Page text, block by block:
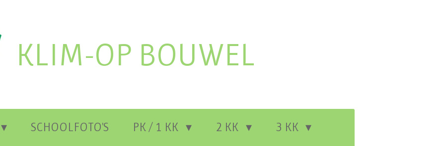
KLIM-OP BOUWEL
SCHOOLFOTO'S PK / 1 KK 2 KK 3 KK